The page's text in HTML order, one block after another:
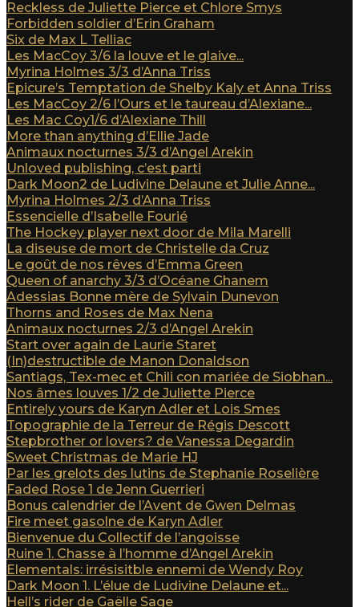
Reckless de Juliette Pierce et Chlore Smys
Forbidden soldier d’Erin Graham
Six de Max L Telliac
Les MacCoy 3/6 la louve et le glaive...
Myrina Holmes 3/3 d’Anna Triss
Epicure’s Temptation de Shelby Kaly et Anna Triss
Les MacCoy 2/6 l’Ours et le taureau d’Alexiane...
Les Mac Coy1/6 d’Alexiane Thill
More than anything d’Ellie Jade
Animaux nocturnes 3/3 d’Angel Arekin
Unloved publishing, c’est parti
Dark Moon2 de Ludivine Delaune et Julie Anne...
Myrina Holmes 2/3 d’Anna Triss
Essencielle d’Isabelle Fourié
The Hockey player next door de Mila Marelli
La diseuse de mort de Christelle da Cruz
Le goût de nos rêves d’Emma Green
Queen of anarchy 3/3 d’Océane Ghanem
Adessias Bonne mère de Sylvain Dunevon
Thorns and Roses de Max Nena
Animaux nocturnes 2/3 d’Angel Arekin
Start over again de Laurie Staret
(In)destructible de Manon Donaldson
Santiags, Tex-mec et Chili con mariée de Siobhan...
Nos âmes louves 1/2 de Juliette Pierce
Entirely yours de Karyn Adler et Lois Smes
Topographie de la Terreur de Régis Descott
Stepbrother or lovers? de Vanessa Degardin
Sweet Christmas de Marie HJ
Par les grelots des lutins de Stephanie Roselière
Faded Rose 1 de Jenn Guerrieri
Bonus calendrier de l’Avent de Gwen Delmas
Fire meet gasolne de Karyn Adler
Bienvenue du Collectif de l’angoisse
Ruine 1. Chasse à l’homme d’Angel Arekin
Elementals: irrésisitble ennemi de Wendy Roy
Dark Moon 1. L’élue de Ludivine Delaune et...
Hell’s rider de Gaëlle Sage